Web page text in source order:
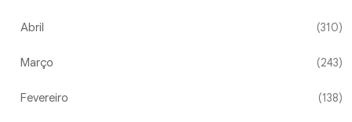
Abril (310)
Março (243)
Fevereiro (138)